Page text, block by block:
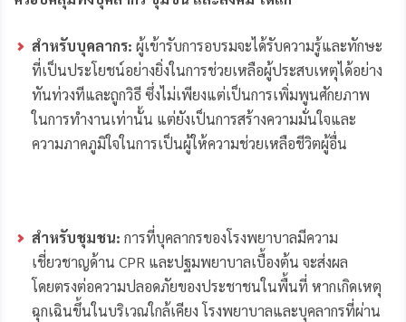
สำหรับบุคลากร: ผู้เข้ารับการอบรมจะได้รับความรู้และทักษะ
ที่เป็นประโยชน์อย่างยิ่งในการช่วยเหลือผู้ประสบเหตุได้อย่าง
ทันท่วงทีและถูกวิธี ซึ่งไม่เพียงแต่เป็นการเพิ่มพูนศักยภาพ
ในการทำงานเท่านั้น แต่ยังเป็นการสร้างความมั่นใจและ
ความภาคภูมิใจในการเป็นผู้ให้ความช่วยเหลือชีวิตผู้อื่น
สำหรับชุมชน: การที่บุคลากรของโรงพยาบาลมีความ
เชี่ยวชาญด้าน CPR และปฐมพยาบาลเบื้องต้น จะส่งผล
โดยตรงต่อความปลอดภัยของประชาชนในพื้นที่ หากเกิดเหตุ
ฉุกเฉินขึ้นในบริเวณใกล้เคียง โรงพยาบาลและบุคลากรที่ผ่าน